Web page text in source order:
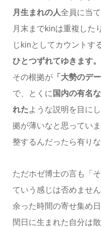
月生まれの人全員に当
月末までkinは重複した
じkinとしてカウントす
ひとつずれてゆきます。
その根拠が「大勢のデ
で、とくに 国内の有名
れたような説明を目に
拠が薄いなと思ってい
整するんだったら有り
ただホゼ博士の言も「
ていう感じは否めません
余った時間の寄せ集め
閏日に生まれた自分は